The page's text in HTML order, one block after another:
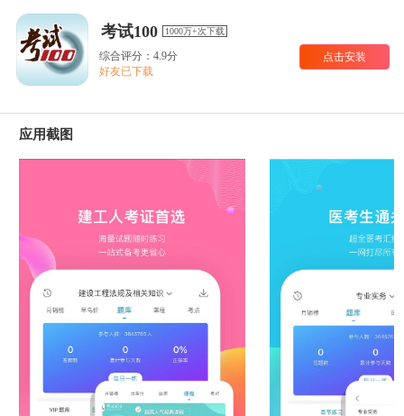
考试100 1000万+次下载
综合评分：4.9分
好友已下载
点击安装
应用截图